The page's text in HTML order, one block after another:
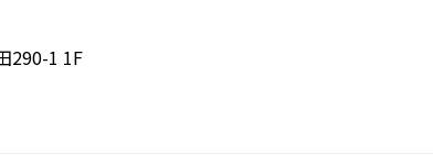
290-1 1F